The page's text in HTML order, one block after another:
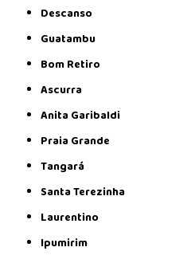
Descanso
Guatambu
Bom Retiro
Ascurra
Anita Garibaldi
Praia Grande
Tangará
Santa Terezinha
Laurentino
Ipumirim